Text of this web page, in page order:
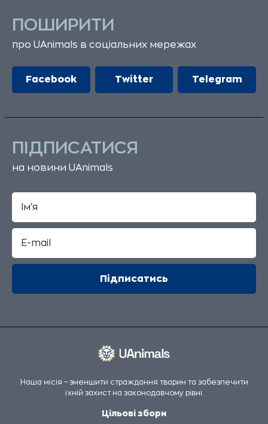
ПОШИРИТИ
про UAnimals в соціальних мережах
Facebook Twitter Telegram
ПІДПИСАТИСЯ
на новини UAnimals
Наша місія – зменшити страждання тварин та забезпечити
їхній захист на законодавчому рівні.
Цільові збори